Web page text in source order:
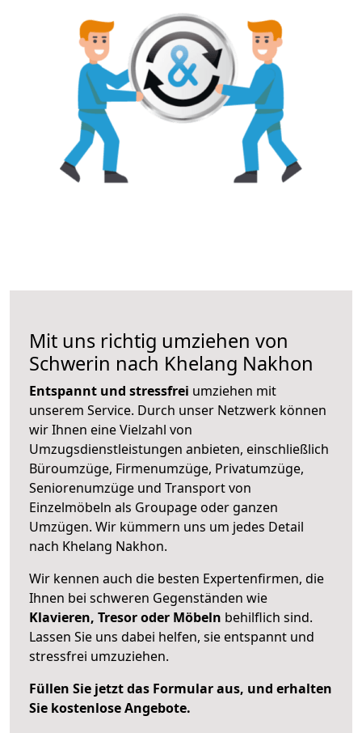
Mit uns richtig umziehen von
Schwerin nach Khelang Nakhon
Entspannt und stressfrei umziehen mit
unserem Service. Durch unser Netzwerk können
wir Ihnen eine Vielzahl von
Umzugsdienstleistungen anbieten, einschließlich
Büroumzüge, Firmenumzüge, Privatumzüge,
Seniorenumzüge und Transport von
Einzelmöbeln als Groupage oder ganzen
Umzügen. Wir kümmern uns um jedes Detail
nach Khelang Nakhon.
Wir kennen auch die besten Expertenfirmen, die
Ihnen bei schweren Gegenständen wie
Klavieren, Tresor oder Möbeln behilflich sind.
Lassen Sie uns dabei helfen, sie entspannt und
stressfrei umzuziehen.
Füllen Sie jetzt das Formular aus, und erhalten
Sie kostenlose Angebote.